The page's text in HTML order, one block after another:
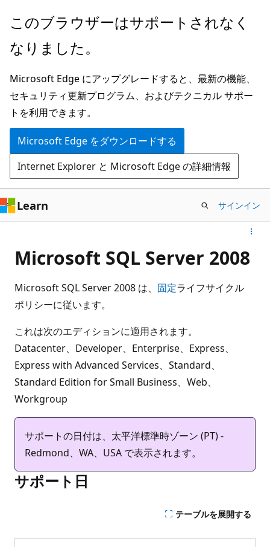
メ
ン
ン
テ
ン
ツ
に
ス
キ
ッ
プ
このブラウザーはサポートされなく
なりました。
Microsoft Edge にアップグレードすると、最新の機能、
セキュリティ更新プログラム、およびテクニカル サポー
トを利用できます。
Microsoft Edge をダウンロードする
Internet Explorer と Microsoft Edge の詳細情報
Learn サインイン
Microsoft SQL Server 2008
Microsoft SQL Server 2008 は、 固定ライフサイクル
ポリシーに従います。
これは次のエディションに適用されます。
Datacenter、Developer、Enterprise、Express、
Express with Advanced Services、Standard、
Standard Edition for Small Business、Web、
Workgroup
サポートの日付は、太平洋標準時ゾーン (PT) -
Redmond、WA、USA で表示されます。
サポート日
テーブルを展開する